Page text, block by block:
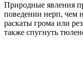
Природные явления
поведении нерп, чем
раскаты грома или
также спугнуть